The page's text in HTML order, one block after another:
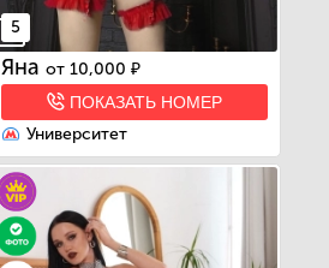
5
Яна от 10,000 ₽
ПОКАЗАТЬ НОМЕР
Университет